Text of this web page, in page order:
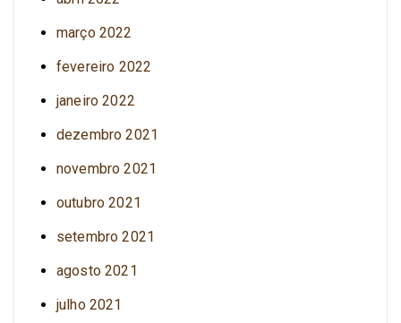
março 2022
fevereiro 2022
janeiro 2022
dezembro 2021
novembro 2021
outubro 2021
setembro 2021
agosto 2021
julho 2021